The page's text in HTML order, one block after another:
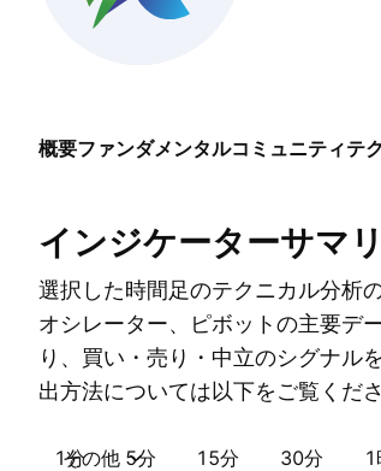
概要ファンダメンタルコミュニティテ
インジケーターサマ
選択した時間足のテクニカル分析
オシレーター、ピボットの主要デ
り、買い・売り・中立のシグナル
出方法については以下をご覧くだ
1分 5分 15分 30分 1
その他